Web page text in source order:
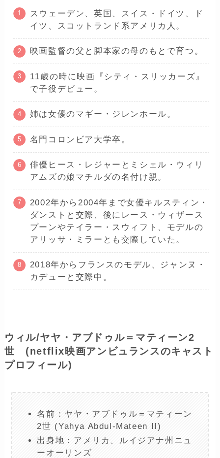
スウェーデン、英国、スイス・ドイツ、ド
イツ、スコットランド系アメリカ人。
映画監督の父と脚本家の母のもとで育つ。
11歳の時に映画『シティ・スリッカーズ』
で子役デビュー。
姉は女優のマギー・ジレンホール。
名門コロンビア大学卒。
俳優ヒース・レジャーとミシェル・ウィリ
アムズの娘マチルダの名付け親。
2002年から2004年まで女優キルスティン・
ダンストと交際、後にレース・ウィザース
プーンやテイラー・スウィフト、モデルの
アリッサ・ミラーとも交際していた。
2018年からフランスのモデル、ジャンヌ・
カデューと交際中。
ウィル/ヤヤ・アブドゥル＝マティーン2
世 (netflix映画アンビュランスのキャスト
プロフィール)
名前：ヤヤ・アブドゥル＝マティーン
2世 (Yahya Abdul-Mateen II)
出身地：アメリカ、ルイジアナ州ニュ
ーオーリンズ